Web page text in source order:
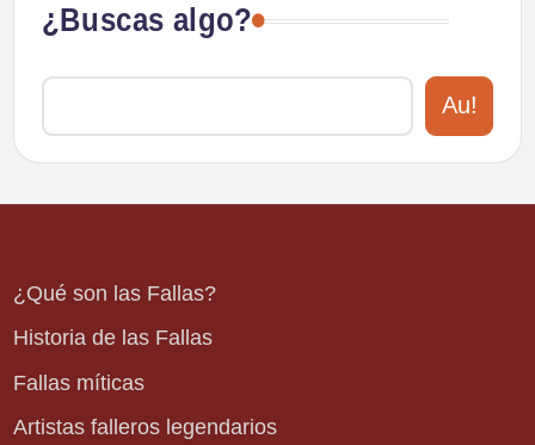
¿Buscas algo?
Au!
¿Qué son las Fallas?
Historia de las Fallas
Fallas míticas
Artistas falleros legendarios